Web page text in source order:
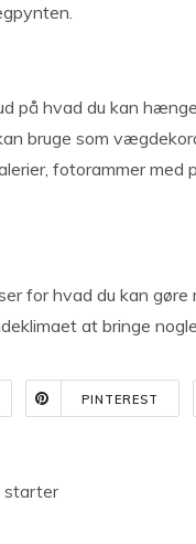
på hvad du kan
bruge som
fotorammer
for hvad du kan
at bringe
PINTEREST
starter